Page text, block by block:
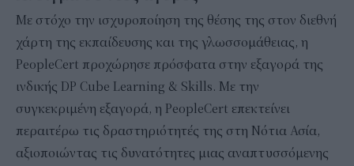
Με στόχο την ισχυροποίηση της θέσης της στον διεθνή
χάρτη της εκπαίδευσης και της γλωσσομάθειας, η
PeopleCert προχώρησε πρόσφατα στην εξαγορά της
ινδικής DP Cube Learning & Skills. Με την
συγκεκριμένη εξαγορά, η PeopleCert επεκτείνει
περαιτέρω τις δραστηριότητές της στη Νότια Ασία,
αξιοποιώντας τις δυνατότητες μιας αναπτυσσόμενης